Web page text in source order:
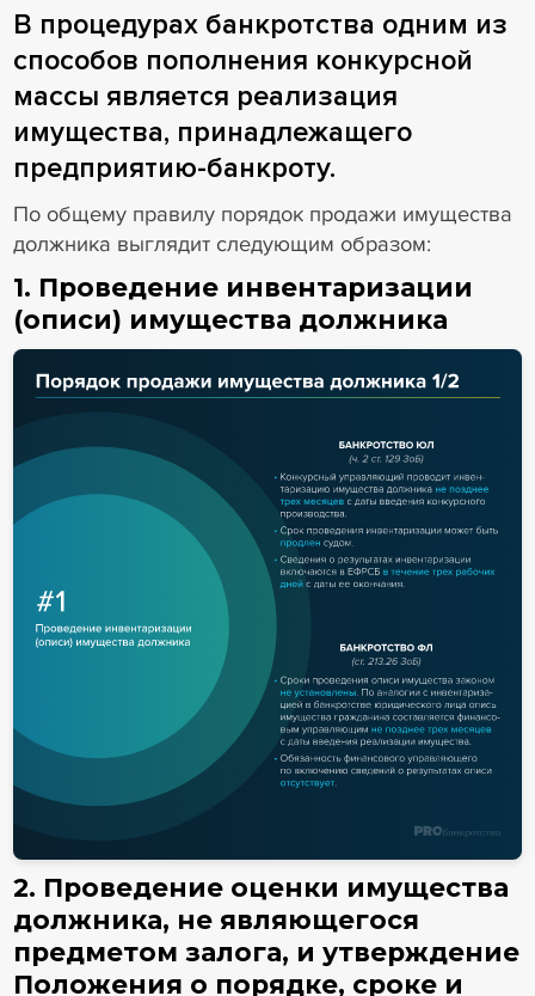
В процедурах банкротства одним из
способов пополнения конкурсной
массы является реализация
имущества, принадлежащего
предприятию-банкроту.
По общему правилу порядок продажи имущества
должника выглядит следующим образом:
1. Проведение инвентаризации
(описи) имущества должника
2. Проведение оценки имущества
должника, не являющегося
предметом залога, и утверждение
Положения о порядке, сроке и